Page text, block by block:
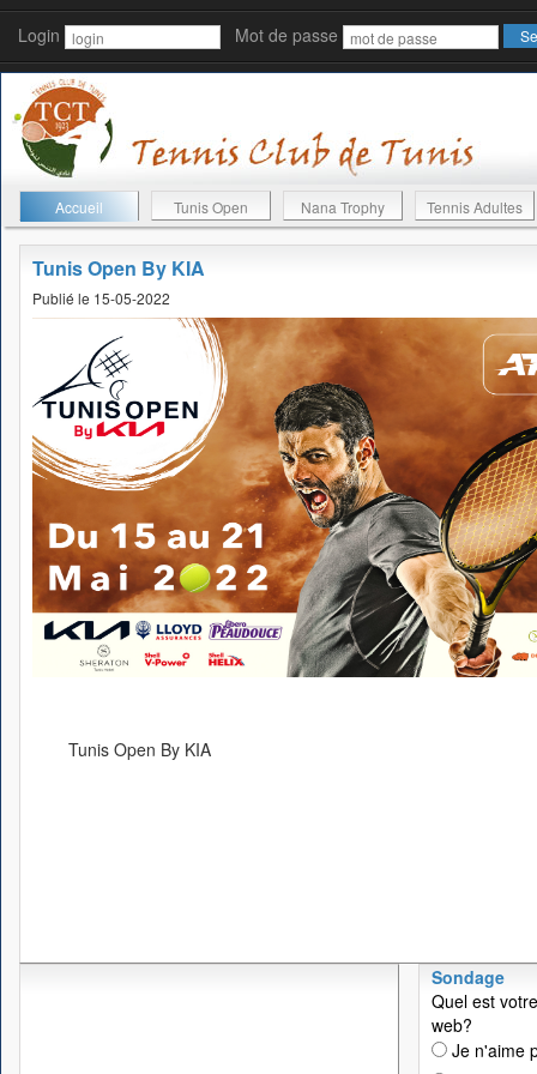
Login Mot de passe
Accueil Tunis Open Nana Trophy Tennis Adultes
Tunis Open By KIA
Publié le 15-05-2022
Tunis Open By KIA
Sondage
Quel est
web?
Je n'aime